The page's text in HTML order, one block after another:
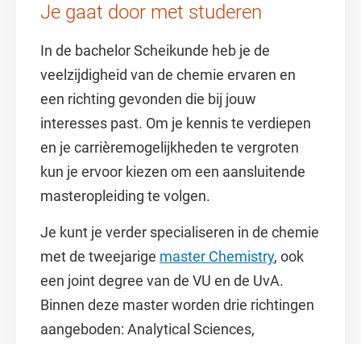
Je gaat door met studeren
In de bachelor Scheikunde heb je de
veelzijdigheid van de chemie ervaren en
een richting gevonden die bij jouw
interesses past. Om je kennis te verdiepen
en je carrièremogelijkheden te vergroten
kun je ervoor kiezen om een aansluitende
masteropleiding te volgen.
Je kunt je verder specialiseren in de chemie
met de tweejarige master Chemistry, ook
een joint degree van de VU en de UvA.
Binnen deze master worden drie richtingen
aangeboden: Analytical Sciences,